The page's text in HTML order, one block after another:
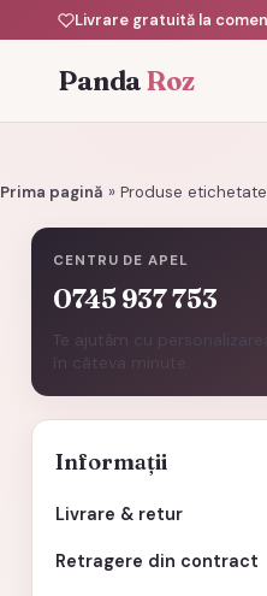
Livrare gratuită la
PandaRoz
Prima pagină » Produse
CENTRU DE APEL
0745 937 753
Te ajutăm cu personalizarea
în câteva minute.
Informații
Livrare & retur
Retragere din contract